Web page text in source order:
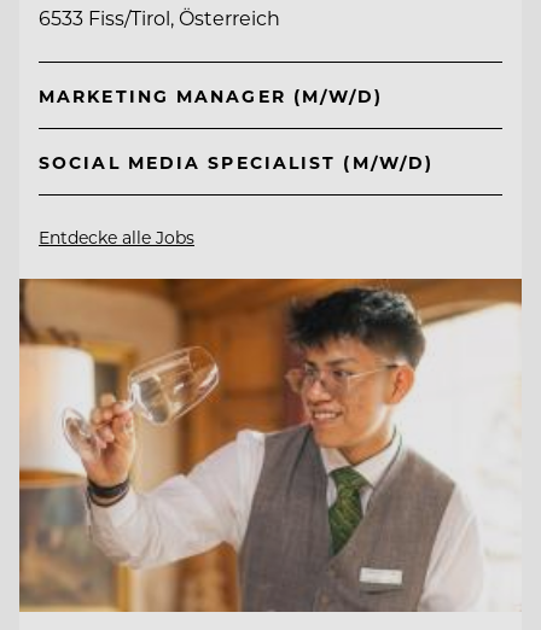
6533 Fiss/Tirol, Österreich
MARKETING MANAGER (M/W/D)
SOCIAL MEDIA SPECIALIST (M/W/D)
Entdecke alle Jobs